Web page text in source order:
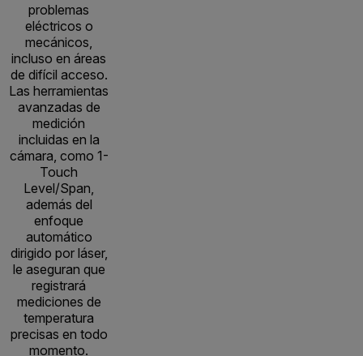
problemas
eléctricos o
mecánicos,
incluso en áreas
de difícil acceso.
Las herramientas
avanzadas de
medición
incluidas en la
cámara, como 1-
Touch
Level/Span,
además del
enfoque
automático
dirigido por láser,
le aseguran que
registrará
mediciones de
temperatura
precisas en todo
momento.